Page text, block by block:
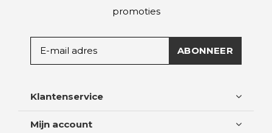
promoties
ABONNEER
Klantenservice
Mijn account